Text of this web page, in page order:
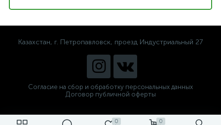
0 0
Казахстан, г. Петропавловск, проезд Индустриальный 27
Согласие на сбор и обработку персональных данных
Договор публичной оферты